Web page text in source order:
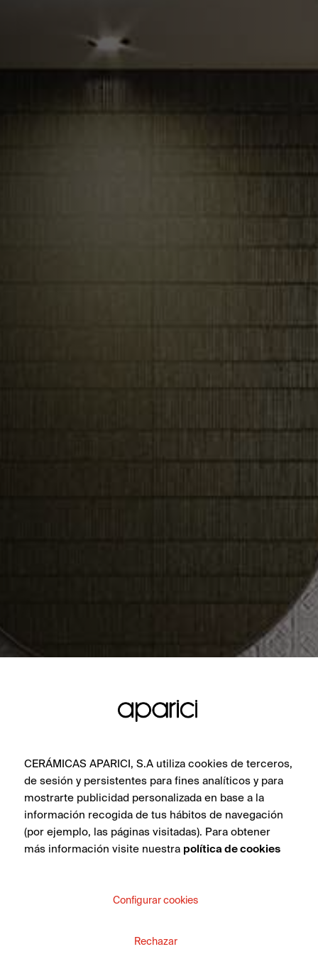
CERÁMICAS APARICI, S.A utiliza cookies de terceros,
de sesión y persistentes para fines analíticos y para
mostrarte publicidad personalizada en base a la
información recogida de tus hábitos de navegación
(por ejemplo, las páginas visitadas). Para obtener
más información visite nuestra política de cookies
Configurar cookies
Rechazar